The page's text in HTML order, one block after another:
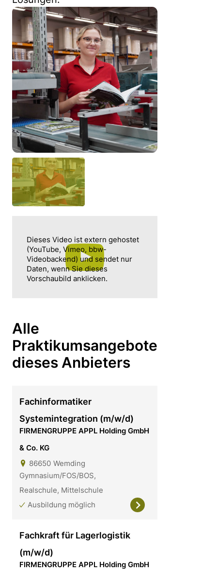
Dieses Video ist extern gehostet
(YouTube, Vimeo, bbw-
Videobackend) und sendet nur
Daten, wenn Sie dieses
Vorschaubild anklicken.
Alle
Praktikumsangebote
dieses Anbieters
Fachinformatiker
Systemintegration (m/w/d)
FIRMENGRUPPE APPL Holding GmbH
& Co. KG
86650 Wemding
Gymnasium/FOS/BOS,
Realschule, Mittelschule
Ausbildung möglich
Fachkraft für Lagerlogistik
(m/w/d)
FIRMENGRUPPE APPL Holding GmbH